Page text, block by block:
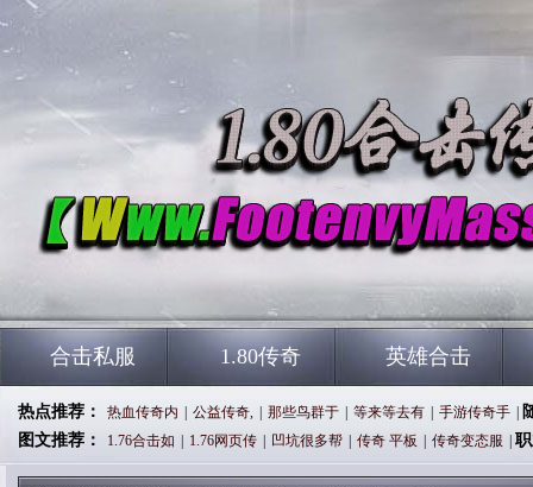
合击私服 1.80传奇 英雄合击
热点推荐： 热血传奇内 公益传奇, 那些鸟群于 等来等去有 手游传奇手
图文推荐：
1.76合击如 1.76网页传 凹坑很多帮 传奇 平板 传奇变态服